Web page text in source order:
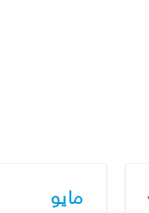
مايو